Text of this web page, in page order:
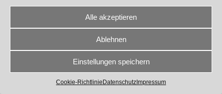
Alle akzeptieren
Ablehnen
Einstellungen speichern
Cookie-Richtlinie Datenschutz Impressum
The contents of this page are copyright © 2024 Mayr Planen und Zelte e.K